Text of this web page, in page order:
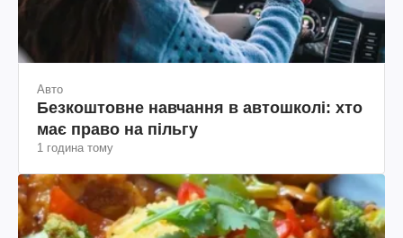
Авто
Безкоштовне навчання в автошколі: хто
має право на пільгу
1 година тому